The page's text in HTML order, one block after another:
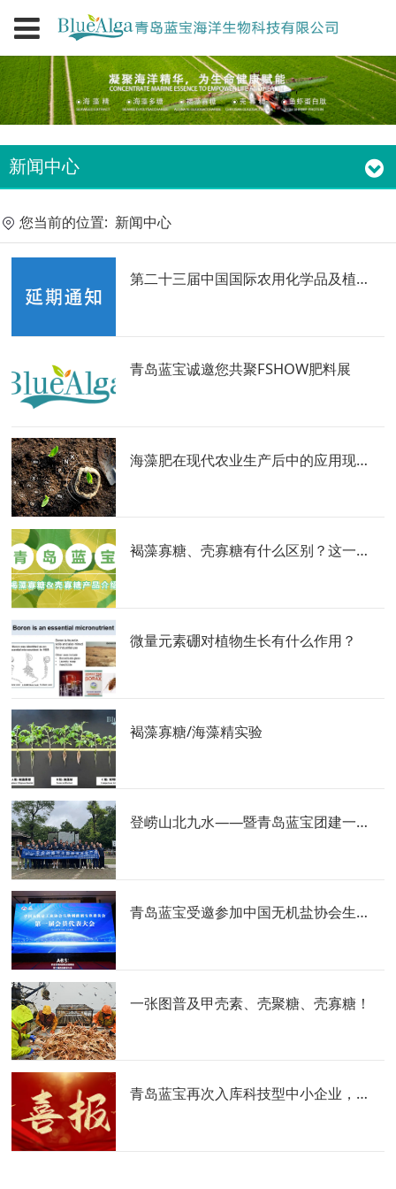
新闻中心
您当前的位置: 新闻中心
第二十三届中国国际农用化学品及植保展览会(CAC2022)延至11月29日-12月1日
青岛蓝宝诚邀您共聚FSHOW肥料展
海藻肥在现代农业生产后中的应用现状及作用机理研究进展
褐藻寡糖、壳寡糖有什么区别？这一篇带您了解清楚！
微量元素硼对植物生长有什么作用？
褐藻寡糖/海藻精实验
登崂山北九水——暨青岛蓝宝团建一日游
青岛蓝宝受邀参加中国无机盐协会生物刺激剂专业委员会成立大会暨第一届会员代表大会
一张图普及甲壳素、壳聚糖、壳寡糖！
青岛蓝宝再次入库科技型中小企业，榜上有名